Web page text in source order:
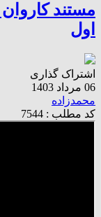
مستند
اول
اشتراک گذاری
06 مرداد 1403
محمدزاده
کد مطلب : 7544